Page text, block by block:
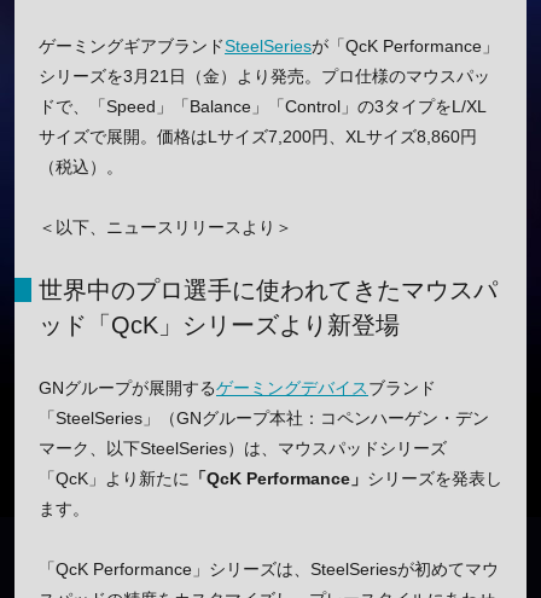
ゲーミングギアブランドSteelSeriesが「QcK Performance」
シリーズを3月21日（金）より発売。プロ仕様のマウスパッ
ドで、「Speed」「Balance」「Control」の3タイプをL/XL
サイズで展開。価格はLサイズ7,200円、XLサイズ8,860円
（税込）。
＜以下、ニュースリリースより＞
世界中のプロ選手に使われてきたマウスパ
ッド「QcK」シリーズより新登場
GNグループが展開するゲーミングデバイスブランド
「SteelSeries」（GNグループ本社：コペンハーゲン・デン
マーク、以下SteelSeries）は、マウスパッドシリーズ
「QcK」より新たに
「QcK Performance」 シリーズを発表し
ます。
「QcK Performance」シリーズは、SteelSeriesが初めてマウ